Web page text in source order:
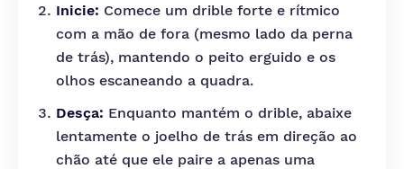
Inicie: Comece um drible forte e rítmico
com a mão de fora (mesmo lado da perna
de trás), mantendo o peito erguido e os
olhos escaneando a quadra.
Desça: Enquanto mantém o drible, abaixe
lentamente o joelho de trás em direção ao
chão até que ele paire a apenas uma